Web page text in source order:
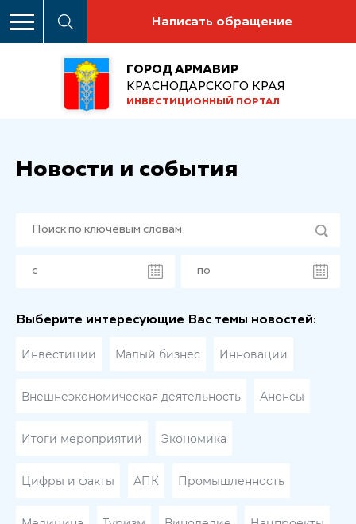
Написать обращение
ГОРОД АРМАВИР
КРАСНОДАРСКОГО КРАЯ
ИНВЕСТИЦИОННЫЙ ПОРТАЛ
Новости и события
Выберите интересующие Вас темы новостей:
Инвестиции Малый бизнес Инновации
Внешнеэкономическая деятельность Анонсы
Итоги мероприятий Экономика
Цифры и факты АПК Промышленность